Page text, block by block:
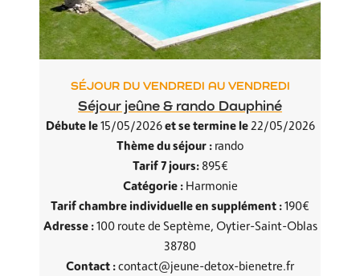
SÉJOUR DU VENDREDI AU VENDREDI
Séjour jeûne & rando Dauphiné
Débute le15/05/2026et se termine le22/05/2026
Thème du séjour : rando
Tarif 7 jours:895€
Catégorie :Harmonie
Tarif chambre individuelle en supplément :190€
Adresse :100 route de Septème, Oytier-Saint-Oblas
38780
Contact :contact@jeune-detox-bienetre.fr